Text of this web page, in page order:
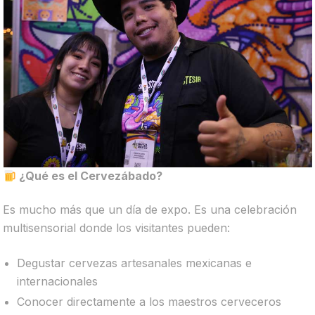
¿Qué es el Cervezábado?
Es mucho más que un día de expo. Es una celebración
multisensorial donde los visitantes pueden:
Degustar cervezas artesanales mexicanas e
internacionales
Conocer directamente a los maestros cerveceros